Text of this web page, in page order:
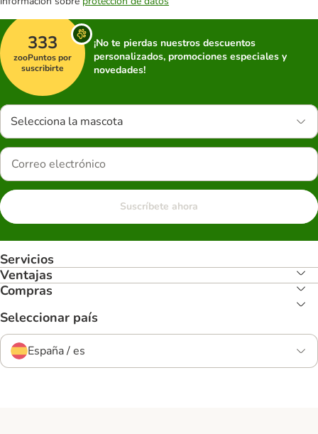
333
zooPuntos por
suscribirte
¡No te pierdas nuestros descuentos
personalizados, promociones especiales y
novedades!
Selecciona la mascota
Suscríbete ahora
Servicios
Ventajas
Compras
Seleccionar país
España / es